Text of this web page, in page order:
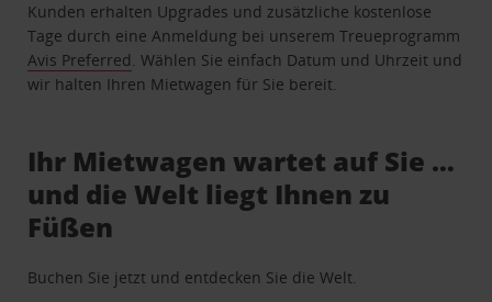
Kunden erhalten Upgrades und zusätzliche kostenlose
Tage durch eine Anmeldung bei unserem Treueprogramm
Avis Preferred . Wählen Sie einfach Datum und Uhrzeit und
wir halten Ihren Mietwagen für Sie bereit.
Ihr Mietwagen wartet auf Sie …
und die Welt liegt Ihnen zu
Füßen
Buchen Sie jetzt und entdecken Sie die Welt.